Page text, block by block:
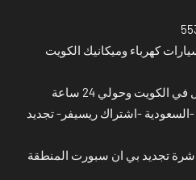
كهرباء وميكانيك الكويت
وحولي 24 ساعة
بي ان سبورت - bein sport -السعودية -اشتراك ريسيفر- تجديد
تجديد بي ان سبورت المنطقة